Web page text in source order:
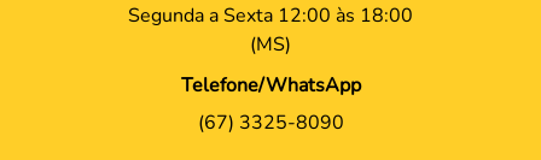
Segunda a Sexta 12:00 às 18:00
(MS)
Telefone/WhatsApp
(67) 3325-8090